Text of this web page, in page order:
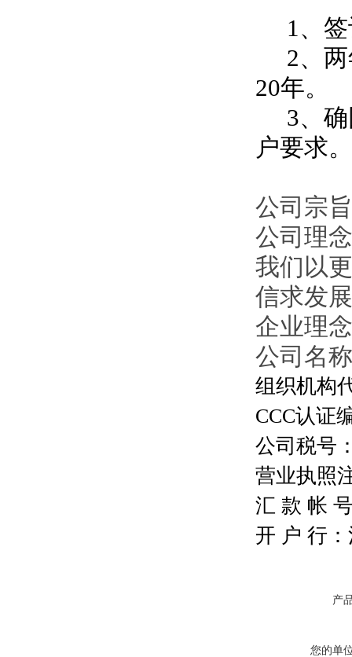
1、签
2、两
20年。
3、确
户要求。
公司宗
公司理
我们以
信求发
企业理
公司名
组织机构
CCC认证
公司税号
营业执照
汇 款 帐
开 户 行
产
您的单